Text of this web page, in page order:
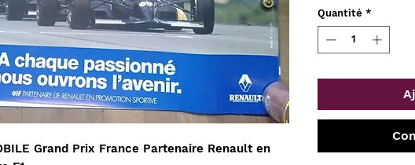
Grand Prix France Partenaire Renault en
Quantité *